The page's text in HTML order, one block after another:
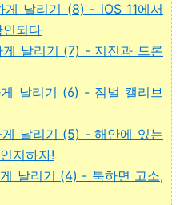
날리기 (8) - iOS 11에서
되다
날리기 (7) - 지진과 드론
날리기 (6) - 짐벌 캘리브
날리기 (5) - 해안에 있는
지하자!
날리기 (4) - 툭하면 고소,